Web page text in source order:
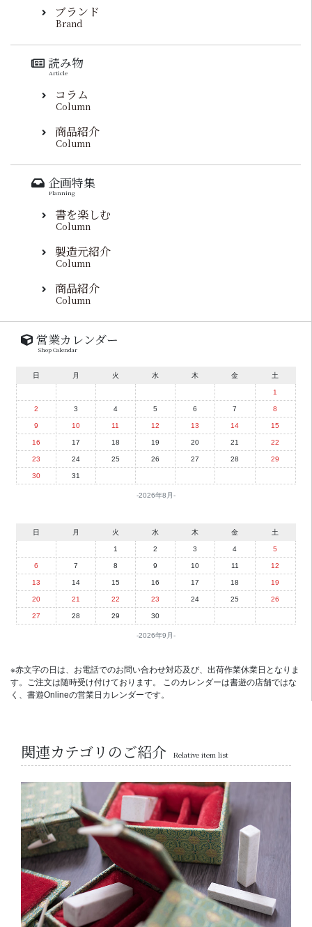
ブランド
Brand
読み物
Article
コラム
Column
商品紹介
Column
企画特集
Planning
書を楽しむ
Column
製造元紹介
Column
商品紹介
Column
営業カレンダー
Shop Calendar
2026年8月
日 月 火 水 木 金 土
1
2 3 4 5 6 7 8
9 10 11 12 13 14 15
16 17 18 19 20 21 22
23 24 25 26 27 28 29
30 31
2026年9月
日 月 火 水 木 金 土
1 2 3 4 5
6 7 8 9 10 11 12
13 14 15 16 17 18 19
20 21 22 23 24 25 26
27 28 29 30
※赤文字の日は、お電話でのお問い合わせ対応及び、出荷作業休業日となりま
す。ご注文は随時受け付けております。 このカレンダーは書遊の店舗ではな
く、書遊Onlineの営業日カレンダーです。
関連カテゴリのご紹介 Relative item list